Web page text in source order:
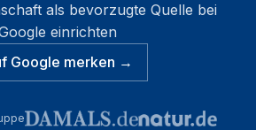
als bevorzugte Quelle bei
einrichten
Google merken →